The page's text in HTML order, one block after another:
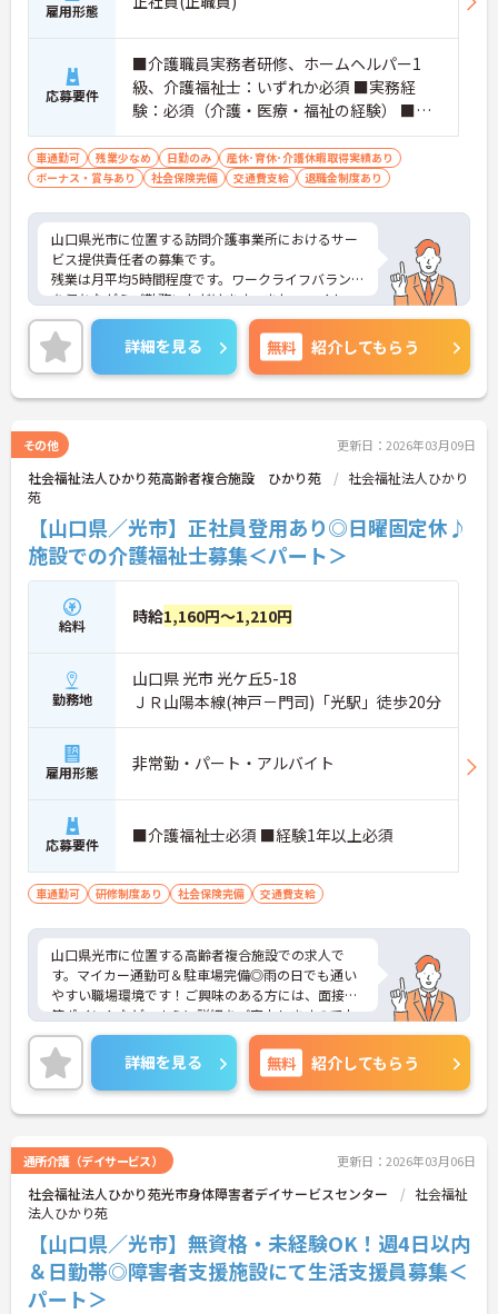
雇用形態
応募要件
■介護職員実務者研修、ホームヘルパー1
級、介護福祉士：いずれか必須 ■実務経
験：必須（介護・医療・福祉の経験） ■普
通自動車運転免許：必須
車通勤可 残業少なめ 日勤のみ
産休･育休･介護休暇取得実績あり
ボーナス・賞与あり
社会保険完備 交通費支給 退職金制度あり
山口県光市に位置する訪問介護事業所におけるサー
ビス提供責任者の募集です。
残業は月平均5時間程度です。ワークライフバランス
を保ちながらご勤務いただけます。また、マイカー
通勤が可能なので、通勤が苦になりません。
ご興味のある方には、面接対策ポイントなど、さら
に詳細をお話しいたしますのでお気軽にご相談くだ
さい！
詳細を見る 無料 紹介してもらう
その他 更新日：2026年03月09日
社会福祉法人ひかり苑高齢者複合施設 ひかり苑
社会福祉法人ひかり
苑
【山口県／光市】正社員登用あり◎日曜固定休♪
施設での介護福祉士募集＜パート＞
給料 時給1,160円～1,210円
勤務地
山口県 光市 光ケ丘5-18
ＪＲ山陽本線(神戸－門司)「光駅」徒歩20分
雇用形態 非常勤・パート・アルバイト
応募要件 ■介護福祉士必須 ■経験1年以上必須
車通勤可 研修制度あり 社会保険完備 交通費支給
山口県光市に位置する高齢者複合施設での求人で
す。マイカー通勤可＆駐車場完備◎雨の日でも通い
やすい職場環境です！ご興味のある方には、面接対
策ポイントなど、さらに詳細をご案内しますのでお
気軽にご相談ください！
詳細を見る 無料 紹介してもらう
通所介護（デイサービス） 更新日：2026年03月06日
社会福祉法人ひかり苑光市身体障害者デイサービスセンター
社会福祉
法人ひかり苑
【山口県／光市】無資格・未経験OK！週4日以内
＆日勤帯◎障害者支援施設にて生活支援員募集＜
パート＞